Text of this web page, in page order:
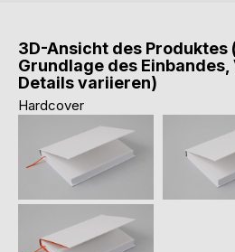
3D-Ansicht des Produktes
Grundlage des
Details variieren)
Hardcover